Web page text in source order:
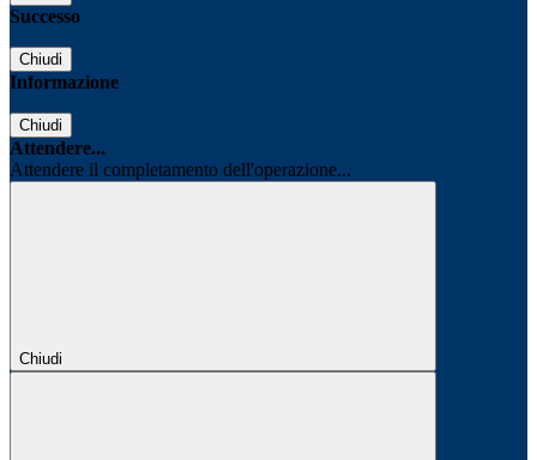
Successo
Chiudi
Informazione
Chiudi
Attendere...
Attendere il completamento dell'operazione...
Chiudi